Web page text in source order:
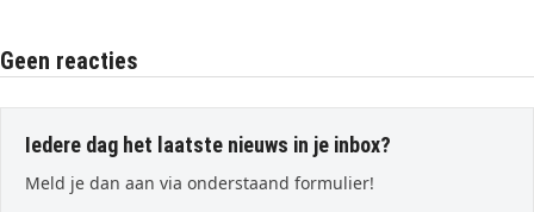
Geen reacties
Iedere dag het laatste nieuws in je inbox?
Meld je dan aan via onderstaand formulier!